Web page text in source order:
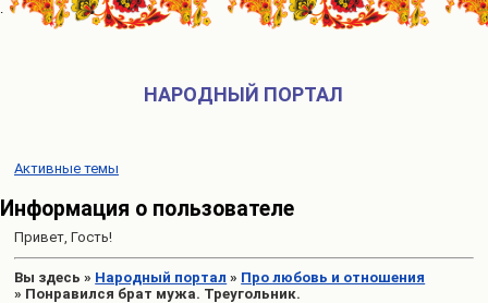
НАРОДНЫЙ ПОРТАЛ
Активные темы
Информация о пользователе
Привет, Гость!
Вы здесь » Народный портал » Про любовь и отношения
» Понравился брат мужа. Треугольник.